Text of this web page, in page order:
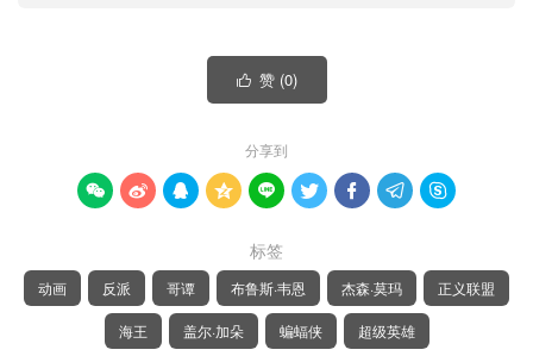
 赞 (0)
分享到
        
标签
动画 反派 哥谭 布鲁斯·韦恩 杰森·莫玛 正义联盟
海王 盖尔·加朵 蝙蝠侠 超级英雄